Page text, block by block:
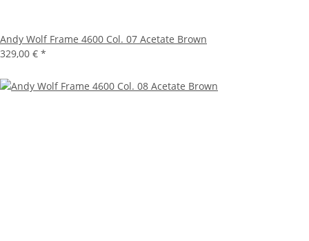
Andy Wolf Frame 4600 Col. 07 Acetate Brown
329,00 € *